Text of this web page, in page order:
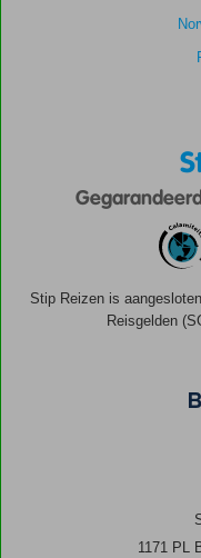
Stip Reizen is
Reisgelden
1171 PL